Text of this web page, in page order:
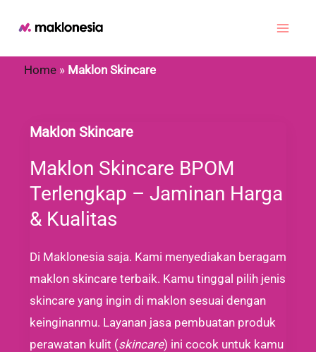
konten
Home » Maklon Skincare
Maklon Skincare
Maklon Skincare BPOM
Terlengkap – Jaminan Harga
& Kualitas
Di Maklonesia saja. Kami menyediakan beragam
maklon skincare terbaik. Kamu tinggal pilih jenis
skincare yang ingin di maklon sesuai dengan
keinginanmu. Layanan jasa pembuatan produk
perawatan kulit (skincare) ini cocok untuk kamu